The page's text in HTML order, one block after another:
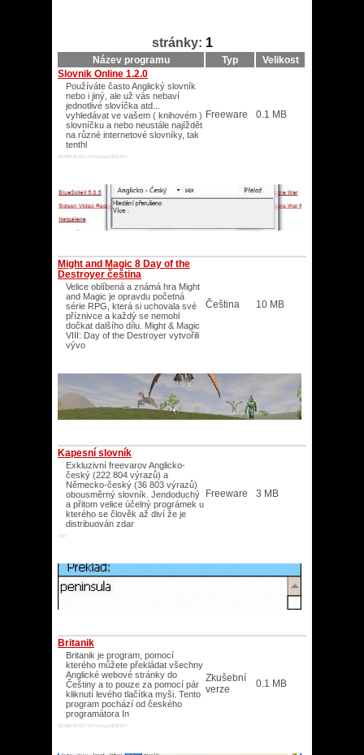
stránky: 1
Název programu Typ
Velikost
Slovnik Online 1.2.0
Používáte často Anglický slovník
nebo i jiný, ale už vás nebaví
jednotlivé slovíčka atd...
vyhledávat ve vašem ( knihovém )
slovníčku a nebo neustále najíždět
na různé internetové slovníky, tak
tenthl
95/98/ME/NT/XP/Vista/2003/XP/
Freeware 0.1 MB
Might and Magic 8 Day of the
Destroyer čeština
Velice oblíbená a známá hra Might
and Magic je opravdu početná
série RPG, která si uchovala své
příznivce a každý se nemohl
dočkat dalšího dílu. Might & Magic
VIII: Day of the Destroyer vytvořili
vývo
Čeština 10 MB
Kapesní slovník
Exkluzivní freevarov Anglicko-
český (222 804 výrazů) a
Německo-český (36 803 výrazů)
obousměrný slovník. Jendoduchý
a přitom velice účelný prográmek u
kterého se člověk až diví že je
distribuován zdar
Win
Freeware 3 MB
Britanik
Britanik je program, pomocí
kterého můžete překládat všechny
Anglické webové stránky do
Češtiny a to pouze za pomocí pár
kliknutí levého tlačítka myši. Tento
program pochází od českého
programátora In
95/98/ME/NT/XP/Vista/2003/XP/
Zkušební
verze
0.1 MB